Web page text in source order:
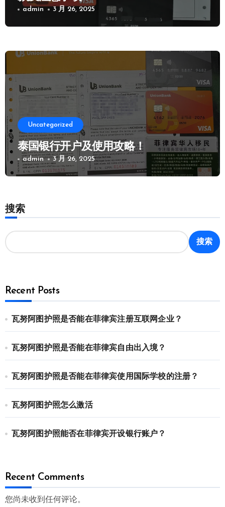
admin 3 月 26, 2025
Uncategorized
泰国银行开户及使用攻略！
admin 3 月 26, 2025
搜索
搜索
Recent Posts
瓦努阿图护照是否能在菲律宾注册互联网企业？
瓦努阿图护照是否能在菲律宾自由出入境？
瓦努阿图护照是否能在菲律宾使用国际学校的注册？
瓦努阿图护照怎么激活
瓦努阿图护照能否在菲律宾开设银行账户？
Recent Comments
您尚未收到任何评论。